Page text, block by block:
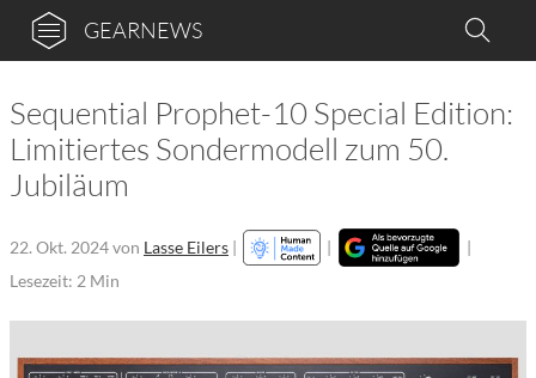
GEARNEWS
Sequential Prophet-10 Special Edition:
Limitiertes Sondermodell zum 50.
Jubiläum
22. Okt. 2024von Lasse Eilers | |
|
Lesezeit: 2 Min